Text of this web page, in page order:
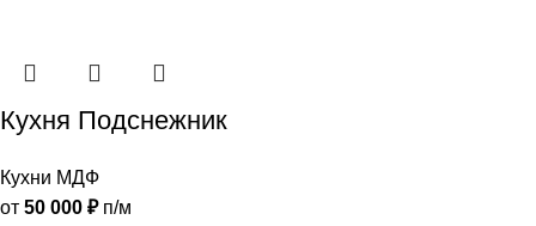
Кухня Подснежник
Кухни МДФ
от 50 000 ₽п/м